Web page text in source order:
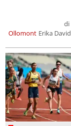
Ollomont
di
Erika David